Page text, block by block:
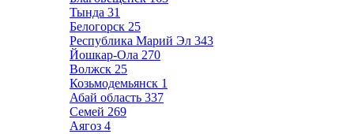
Тында 31
Белогорск 25
Республика Марий Эл 343
Йошкар-Ола 270
Волжск 25
Козьмодемьянск 1
Абай область 337
Семей 269
Аягоз 4